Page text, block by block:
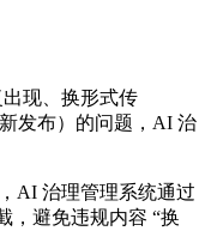
现、换形式传
发布）的问题，AI 治
AI 治理管理系统通过
，避免违规内容 “换